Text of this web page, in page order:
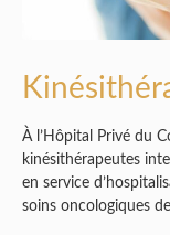
À l’Hôpital Privé du
kinésithérapeutes
en service
soins oncologiques